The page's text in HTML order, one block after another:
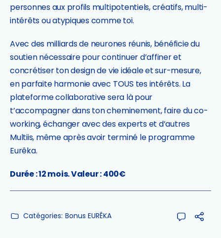
personnes aux profils multipotentiels, créatifs, multi-
intérêts ou atypiques comme toi.
Avec des milliards de neurones réunis, bénéficie du
soutien nécessaire pour continuer d’affiner et
concrétiser ton design de vie idéale et sur-mesure,
en parfaite harmonie avec TOUS tes intérêts. La
plateforme collaborative sera là pour
t’accompagner dans ton cheminement, faire du co-
working, échanger avec des experts et d’autres
Multiis, même après avoir terminé le programme
Eurêka.
Durée : 12 mois. Valeur : 400€
Catégories: Bonus EURÊKA